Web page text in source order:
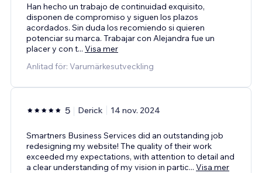
Han hecho un trabajo de continuidad exquisito,
disponen de compromiso y siguen los plazos
acordados. Sin duda los recomiendo si quieren
potenciar su marca. Trabajar con Alejandra fue un
placer y con t... Visa mer
Anlitad för: Varumärkesutveckling
5 Derick 14 nov. 2024
Smartners Business Services did an outstanding job
redesigning my website! The quality of their work
exceeded my expectations, with attention to detail and
a clear understanding of my vision in partic... Visa mer